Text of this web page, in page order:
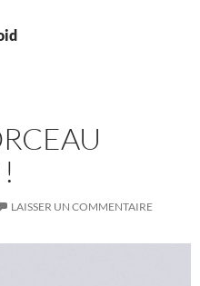
LAISSER UN COMMENTAIRE